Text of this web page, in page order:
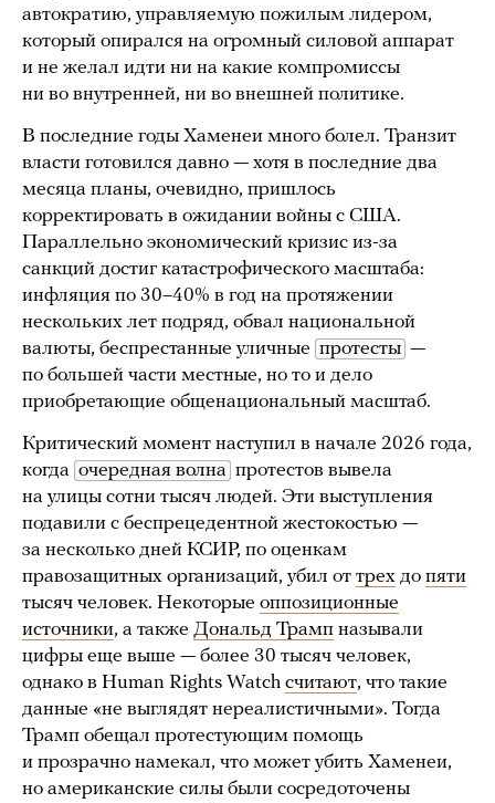
автократию, управляемую пожилым лидером,
который опирался на огромный силовой аппарат
и не желал идти ни на какие компромиссы
ни во внутренней, ни во внешней политике.
В последние годы Хаменеи много болел. Транзит
власти готовился давно — хотя в последние два
месяца планы, очевидно, пришлось
корректировать в ожидании войны с США.
Параллельно экономический кризис из-за
санкций достиг катастрофического масштаба:
инфляция по 30–40% в год на протяжении
нескольких лет подряд, обвал национальной
валюты, беспрестанные уличные протесты —
по большей части местные, но то и дело
приобретающие общенациональный масштаб.
Критический момент наступил в начале 2026 года,
когда очередная волна протестов вывела
на улицы сотни тысяч людей. Эти выступления
подавили с беспрецедентной жестокостью —
за несколько дней КСИР, по оценкам
правозащитных организаций, убил от трех до пяти
тысяч человек. Некоторые оппозиционные
источники, а также Дональд Трамп называли
цифры еще выше — более 30 тысяч человек,
однако в Human Rights Watch считают, что такие
данные «не выглядят нереалистичными». Тогда
Трамп обещал протестующим помощь
и прозрачно намекал, что может убить Хаменеи,
но американские силы были сосредоточены